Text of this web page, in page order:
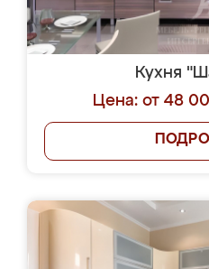
Кухня
Цена: от 48